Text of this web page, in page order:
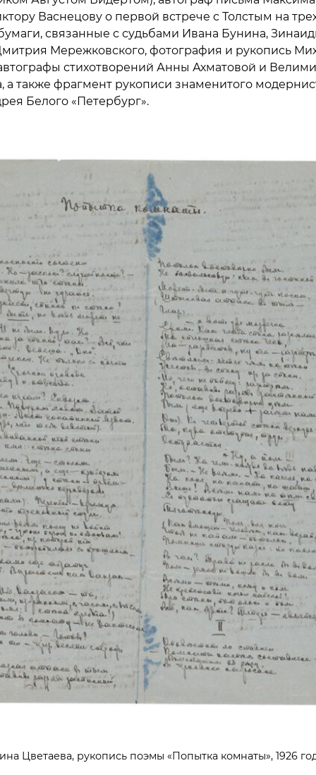
Августом Видертом), автограф письма Максима
Васнецову о первой встрече с Толстым на
связанные с судьбами Ивана Бунина,
Мережковского, фотография и рукопись
стихотворений Анны Ахматовой и
а также фрагмент рукописи знаменитого